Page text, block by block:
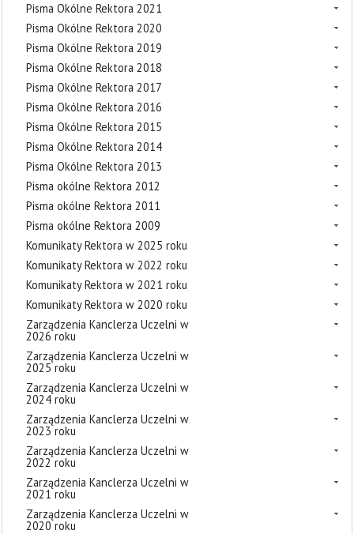
Pisma Okólne Rektora 2021
Pisma Okólne Rektora 2020
Pisma Okólne Rektora 2019
Pisma Okólne Rektora 2018
Pisma Okólne Rektora 2017
Pisma Okólne Rektora 2016
Pisma Okólne Rektora 2015
Pisma Okólne Rektora 2014
Pisma Okólne Rektora 2013
Pisma okólne Rektora 2012
Pisma okólne Rektora 2011
Pisma okólne Rektora 2009
Komunikaty Rektora w 2025 roku
Komunikaty Rektora w 2022 roku
Komunikaty Rektora w 2021 roku
Komunikaty Rektora w 2020 roku
Zarządzenia Kanclerza Uczelni w
2026 roku
Zarządzenia Kanclerza Uczelni w
2025 roku
Zarządzenia Kanclerza Uczelni w
2024 roku
Zarządzenia Kanclerza Uczelni w
2023 roku
Zarządzenia Kanclerza Uczelni w
2022 roku
Zarządzenia Kanclerza Uczelni w
2021 roku
Zarządzenia Kanclerza Uczelni w
2020 roku